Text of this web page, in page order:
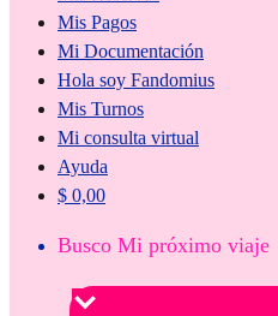
Mis Pagos
Mi Documentación
Hola soy Fandomius
Mis Turnos
Mi consulta virtual
Ayuda
$ 0,00
Busco Mi próximo viaje